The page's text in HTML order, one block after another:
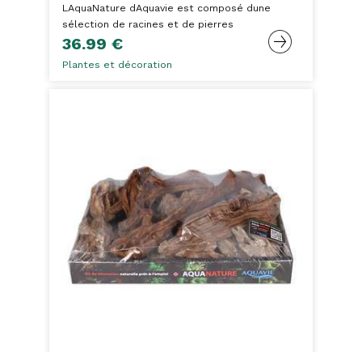
LAquaNature dAquavie est composé dune
sélection de racines et de pierres
36.99 €
Plantes et décoration